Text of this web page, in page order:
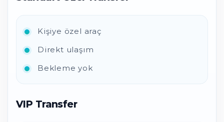
Kişiye özel araç
Direkt ulaşım
Bekleme yok
VIP Transfer